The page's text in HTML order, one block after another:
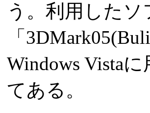
う。利用したソ
「
Windows Vista
てある。